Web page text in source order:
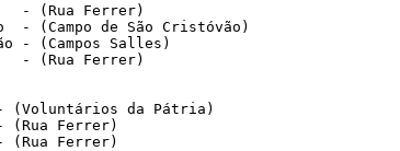
- (Rua Ferrer)
- (Campo de São Cristóvão)
- (Campos Salles)
- (Rua Ferrer)
- (Voluntários da Pátria)
(Rua Ferrer)
(Rua Ferrer)